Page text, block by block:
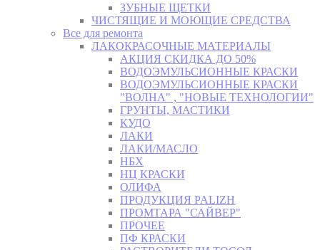
ЗУБНЫЕ ЩЕТКИ
ЧИСТЯЩИЕ И МОЮЩИЕ СРЕДСТВА
Все для ремонта
ЛАКОКРАСОЧНЫЕ МАТЕРИАЛЫ
АКЦИЯ СКИДКА ДО 50%
ВОДОЭМУЛЬСИОННЫЕ КРАСКИ
ВОДОЭМУЛЬСИОННЫЕ КРАСКИ
"ВОЛНА" , "НОВЫЕ ТЕХНОЛОГИИ"
ГРУНТЫ, МАСТИКИ
КУДО
ЛАКИ
ЛАКИ/МАСЛО
НБХ
НЦ КРАСКИ
ОЛИФА
ПРОДУКЦИЯ PALIZH
ПРОМТАРА "САЙВЕР"
ПРОЧЕЕ
ПФ КРАСКИ